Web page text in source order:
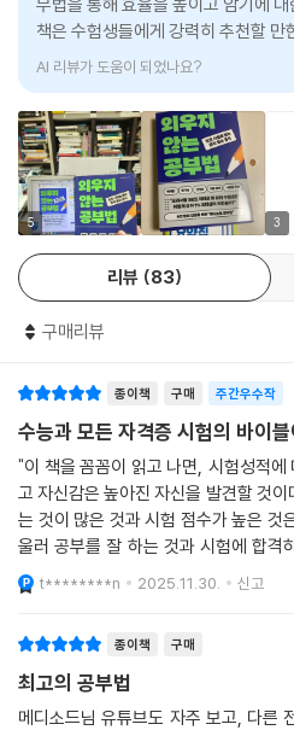
가지다. 지식을 정리할 때도 목차부터
화’와 같다. 여러 지식을 체계적으로 구
나만의 체계로 묶으려면, 과목을 전반
이때 흔히 하는 실수가 있다. 모든 교재
‘완벽한 나만의 교재를 만들겠어’라는
면 안 된다. 그러면 시간이 끝없이 오래
다. 앞서 ‘공부의 범위’를 강조했었다. 단
해야 한다. 시험에 나오는 포인트만 우
--- pp.236-237, 「기본서를 보는 순서:
서를 재배열해 효율을 끌어올리는 ‘순서
공부하고 내 것으로 만드는 ‘능동감각’
니라, 실제로 적용하고 체득할수록 공부
주는 강력한 기술이며, 나아가 어떤 지
특급 열쇠다. 책에서는 기출문제 분석,
을 통해 이 감각들을 어떻게 키우고 실전
안내한다.
동기부여는 덜고, 실전 노하우로만 가득
당신이 찾던 마지막 공부 전략
많은 공부법 책이 시간 관리, 집중력, 멘
성적인 조언 즉, ‘넓은 공부법’ 대신에 공
‘좁은 공부법’으로 가득 차 있다. 또 암기
로 내용을 구조화하고 머릿속에 정리하
생들에게 새로운 전환점을 제시한다.
한 능력인 ‘지식을 내 것으로 만들고, 시
다. 또한 공부하는 과정에서 반복되는
무엇부터 시작할지, 어떻게 복습할지를
께 제시한다. 매일 1%씩 더 나은 선택을
전략으로 승부할 때이다. 《외우지 않는
어줄 것이다.
책은 수험생들에게 강력히 추천할 만
AI 리뷰가 도움이 되었나요?
5 3
리뷰 83
구매리뷰
종이책 구매 주간우수작
수능과 모든 자격증 시험의 바이
"이 책을 꼼꼼이 읽고 나면, 시험성적에
고 자신감은 높아진 자신을 발견할 것
는 것이 많은 것과 시험 점수가 높은 것
울러 공부를 잘 하는 것과 시험에 합격
문제다. 이들의 공통점은 공부와 시험
인과관계에 있지 않다는 것이다. 수험생
t********n 2025.11.30. 신고
종이책 구매
최고의 공부법
메디소드님 유튜브도 자주 보고, 다른